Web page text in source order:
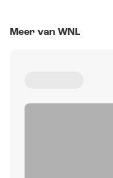
Meer van WNL